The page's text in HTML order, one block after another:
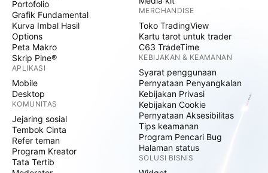
Portofolio
Grafik Fundamental
Kurva Imbal Hasil
Options
Peta Makro
Skrip Pine®
APLIKASI
Mobile
Desktop
KOMUNITAS
Jejaring sosial
Tembok Cinta
Refer teman
Program Kreator
Tata Tertib
MERCHANDISE
Toko TradingView
Kartu tarot untuk trader
C63 TradeTime
KEBIJAKAN & KEAMANAN
Syarat penggunaan
Pernyataan Penyangkalan
Kebijakan Privasi
Kebijakan Cookie
Pernyataan Aksesibilitas
Tips keamanan
Program Pencari Bug
Halaman status
SOLUSI BISNIS